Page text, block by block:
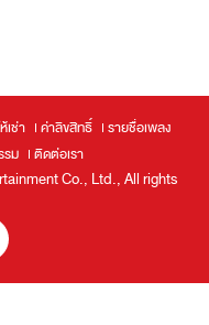
เช่า ค่าลิขสิทธิ์
รายชื่อเพลง
รม ติดต่อเรา
Co., Ltd., All rights